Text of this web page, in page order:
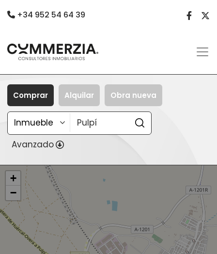
+34 952 54 64 39
Comprar Alquilar Obra nueva
Avanzado
+
−